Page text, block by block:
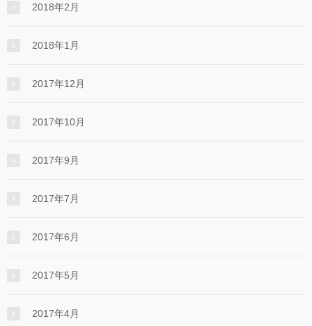
2018年2月
2018年1月
2017年12月
2017年10月
2017年9月
2017年7月
2017年6月
2017年5月
2017年4月